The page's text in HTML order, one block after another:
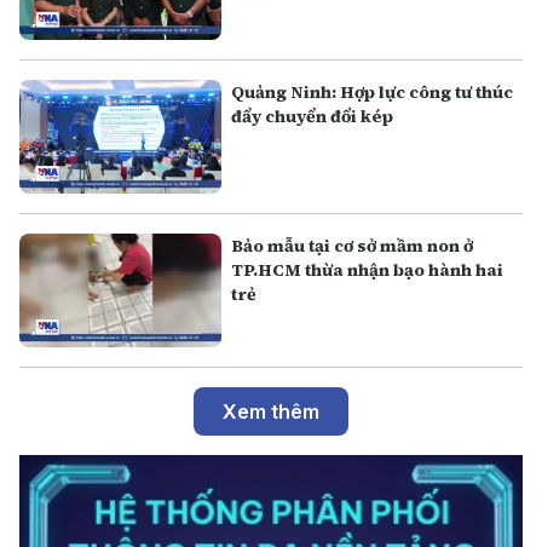
Quảng Ninh: Hợp lực công tư thúc
đẩy chuyển đổi kép
Bảo mẫu tại cơ sở mầm non ở
TP.HCM thừa nhận bạo hành hai
trẻ
Xem thêm